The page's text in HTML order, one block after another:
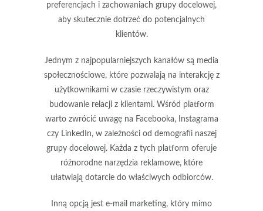
preferencjach i zachowaniach grupy docelowej,
aby skutecznie dotrzeć do potencjalnych
klientów.
Jednym z najpopularniejszych kanałów są media
społecznościowe, które pozwalają na interakcję z
użytkownikami w czasie rzeczywistym oraz
budowanie relacji z klientami. Wśród platform
warto zwrócić uwagę na Facebooka, Instagrama
czy LinkedIn, w zależności od demografii naszej
grupy docelowej. Każda z tych platform oferuje
różnorodne narzędzia reklamowe, które
ułatwiają dotarcie do właściwych odbiorców.
Inną opcją jest e-mail marketing, który mimo